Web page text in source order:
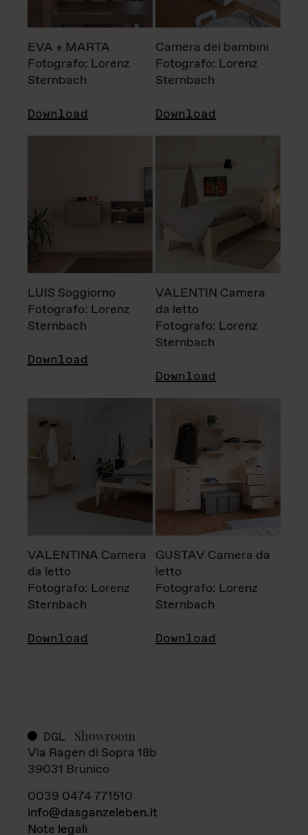
EVA + MARTA
Fotografo: Lorenz
Sternbach
Download
Camera dei bambini
Fotografo: Lorenz
Sternbach
Download
LUIS Soggiorno
Fotografo: Lorenz
Sternbach
Download
VALENTIN Camera
da letto
Fotografo: Lorenz
Sternbach
Download
VALENTINA Camera
da letto
Fotografo: Lorenz
Sternbach
Download
GUSTAV Camera da
letto
Fotografo: Lorenz
Sternbach
Download
DGL Showroom
Via Ragen di Sopra 18b
39031 Brunico
0039 0474 771510
info@dasganzeleben.it
Note legali